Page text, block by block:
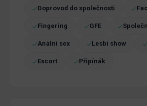
Doprovod do společnosti
Fingering GFE
Anální sex Lesbi show
Escort Připínák